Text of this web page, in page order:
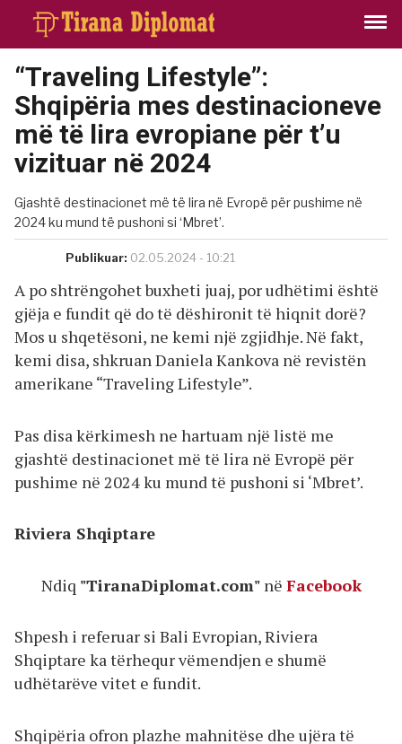
“Traveling Lifestyle”:
Shqipëria mes destinacioneve
më të lira evropiane për t’u
vizituar në 2024
Gjashtë destinacionet më të lira në Evropë për pushime në
2024 ku mund të pushoni si ‘Mbret’.
Publikuar: 02.05.2024 - 10:21
A po shtrëngohet buxheti juaj, por udhëtimi është
gjëja e fundit që do të dëshironit të hiqnit dorë?
Mos u shqetësoni, ne kemi një zgjidhje. Në fakt,
kemi disa, shkruan Daniela Kankova në revistën
amerikane “Traveling Lifestyle”.
Pas disa kërkimesh ne hartuam një listë me
gjashtë destinacionet më të lira në Evropë për
pushime në 2024 ku mund të pushoni si ‘Mbret’.
Riviera Shqiptare
Ndiq "TiranaDiplomat.com" në Facebook
Shpesh i referuar si Bali Evropian, Riviera
Shqiptare ka tërhequr vëmendjen e shumë
udhëtarëve vitet e fundit.
Shqipëria ofron plazhe mahnitëse dhe ujëra të